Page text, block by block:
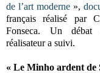
de l’art moderne »,
français réalisé par
Fonseca. Un
réalisateur a suivi.
« Le Minho ardent de